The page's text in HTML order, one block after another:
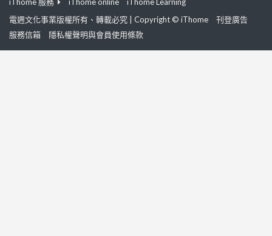
電週文化事業版權所有、轉載必究 | Copyright © iThome
刊登廣告
服務信箱
隱私權聲明與會員使用條款